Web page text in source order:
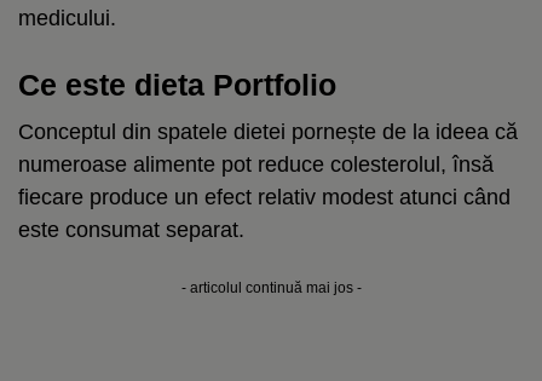
medicului.
Ce este dieta Portfolio
Conceptul din spatele dietei pornește de la ideea că
numeroase alimente pot reduce colesterolul, însă
fiecare produce un efect relativ modest atunci când
este consumat separat.
- articolul continuă mai jos -